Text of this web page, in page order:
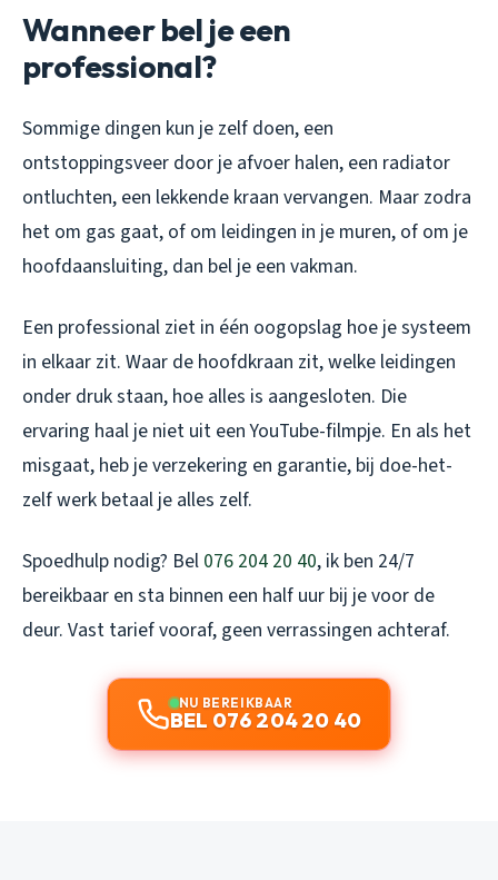
Wanneer bel je een
professional?
Sommige dingen kun je zelf doen, een
ontstoppingsveer door je afvoer halen, een radiator
ontluchten, een lekkende kraan vervangen. Maar zodra
het om gas gaat, of om leidingen in je muren, of om je
hoofdaansluiting, dan bel je een vakman.
Een professional ziet in één oogopslag hoe je systeem
in elkaar zit. Waar de hoofdkraan zit, welke leidingen
onder druk staan, hoe alles is aangesloten. Die
ervaring haal je niet uit een YouTube-filmpje. En als het
misgaat, heb je verzekering en garantie, bij doe-het-
zelf werk betaal je alles zelf.
Spoedhulp nodig? Bel 076 204 20 40, ik ben 24/7
bereikbaar en sta binnen een half uur bij je voor de
deur. Vast tarief vooraf, geen verrassingen achteraf.
NU BEREIKBAAR
BEL 076 204 20 40